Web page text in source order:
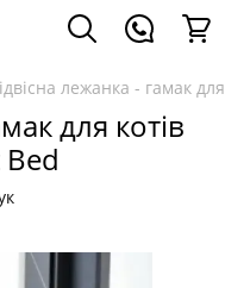
лежанка - гамак
для котів